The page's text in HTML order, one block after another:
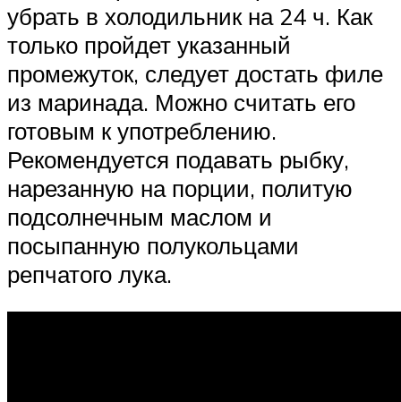
убрать в холодильник на 24 ч. Как
только пройдет указанный
промежуток, следует достать филе
из маринада. Можно считать его
готовым к употреблению.
Рекомендуется подавать рыбку,
нарезанную на порции, политую
подсолнечным маслом и
посыпанную полукольцами
репчатого лука.